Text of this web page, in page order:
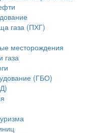
газа (ПХГ)
месторождения
газа
(ГБО)